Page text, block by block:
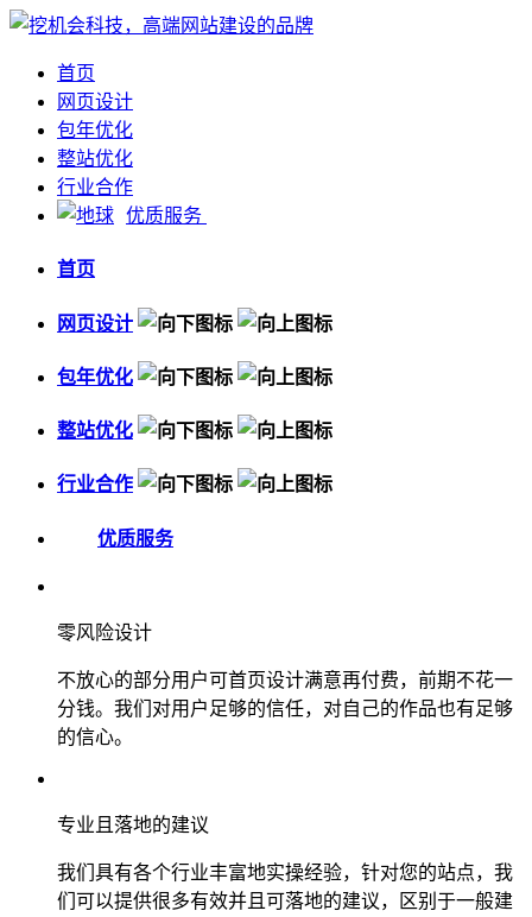
首页
网页设计
包年优化
整站优化
行业合作
优质服务
首页
网页设计
包年优化
整站优化
行业合作
优质服务
零风险设计
不放心的部分用户可首页设计满意再付费，前期不花一
分钱。我们对用户足够的信任，对自己的作品也有足够
的信心。
专业且落地的建议
我们具有各个行业丰富地实操经验，针对您的站点，我
们可以提供很多有效并且可落地的建议，区别于一般建